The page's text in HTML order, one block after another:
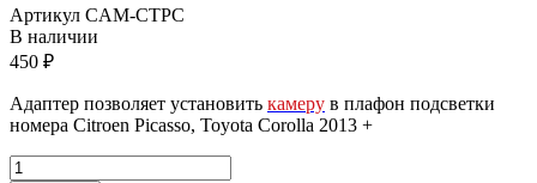
Артикул CAM-CTPC
В наличии
450 ₽
Адаптер позволяет установить камеру в плафон подсветки
номера Citroen Picasso, Toyota Corolla 2013 +